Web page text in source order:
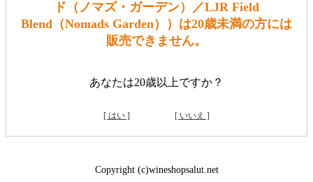
ド（ノマズ・ガーデン）／LJR Field
Blend（Nomads Garden））は20歳未満の方には
販売できません。
あなたは20歳以上ですか？
[ はい ] [ いいえ ]
Copyright (c)wineshopsalut.net